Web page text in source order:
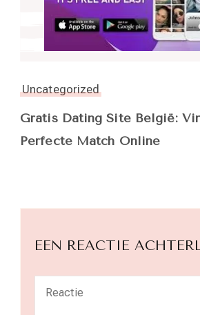
Uncategorized
Gratis Dating Site België:
Perfecte Match Online
EEN REACTIE